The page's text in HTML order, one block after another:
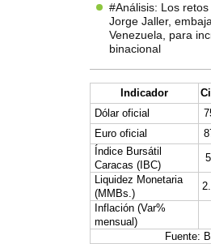
#Análisis: Los
Jorge Jaller,
Venezuela, para
binacional
Indicador
Dólar oficial
Euro oficial
Índice Bursátil
Caracas (IBC)
Liquidez Monetaria
(MMBs.)
Inflación (Var%
mensual)
Fuente: